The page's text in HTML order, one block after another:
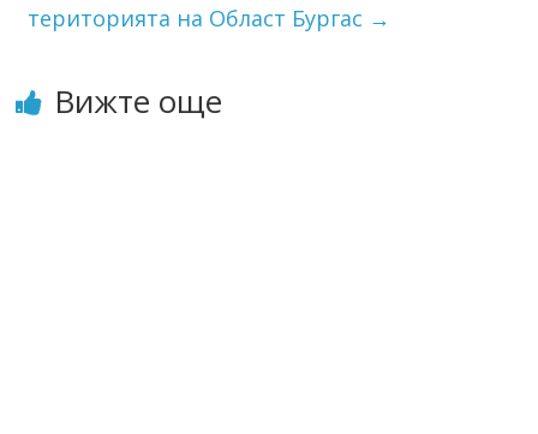
територията на Област Бургас →
Вижте още